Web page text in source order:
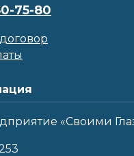
«Своими
75-80